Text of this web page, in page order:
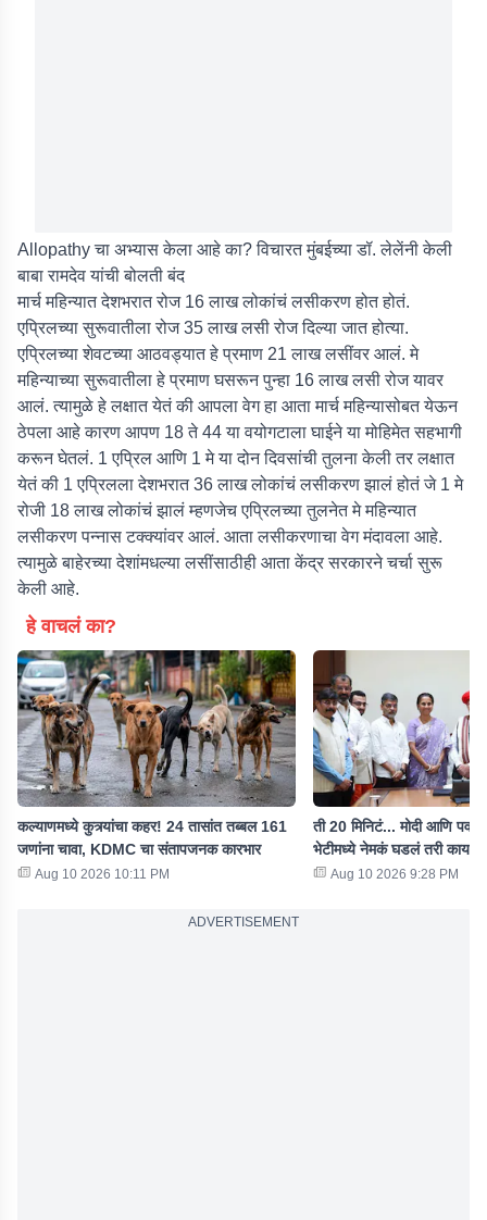
Allopathy चा अभ्यास केला आहे का? विचारत मुंबईच्या डॉ. लेलेंनी केली
बाबा रामदेव यांची बोलती बंद
मार्च महिन्यात देशभरात रोज 16 लाख लोकांचं लसीकरण होत होतं.
एप्रिलच्या सुरूवातीला रोज 35 लाख लसी रोज दिल्या जात होत्या.
एप्रिलच्या शेवटच्या आठवड्यात हे प्रमाण 21 लाख लसींवर आलं. मे
महिन्याच्या सुरूवातीला हे प्रमाण घसरून पुन्हा 16 लाख लसी रोज यावर
आलं. त्यामुळे हे लक्षात येतं की आपला वेग हा आता मार्च महिन्यासोबत येऊन
ठेपला आहे कारण आपण 18 ते 44 या वयोगटाला घाईने या मोहिमेत सहभागी
करून घेतलं. 1 एप्रिल आणि 1 मे या दोन दिवसांची तुलना केली तर लक्षात
येतं की 1 एप्रिलला देशभरात 36 लाख लोकांचं लसीकरण झालं होतं जे 1 मे
रोजी 18 लाख लोकांचं झालं म्हणजेच एप्रिलच्या तुलनेत मे महिन्यात
लसीकरण पन्नास टक्क्यांवर आलं. आता लसीकरणाचा वेग मंदावला आहे.
त्यामुळे बाहेरच्या देशांमधल्या लसींसाठीही आता केंद्र सरकारने चर्चा सुरू
केली आहे.
हे वाचलं का?
कल्याणमध्ये कुत्र्यांचा कहर! 24 तासांत तब्बल 161
जणांना चावा, KDMC चा संतापजनक कारभार
Aug 10 2026 10:11 PM
ती 20 मिनिटं... मोदी आणि
भेटीमध्ये नेमकं घडलं तरी काय?
Aug 10 2026 9:28 PM
ADVERTISEMENT